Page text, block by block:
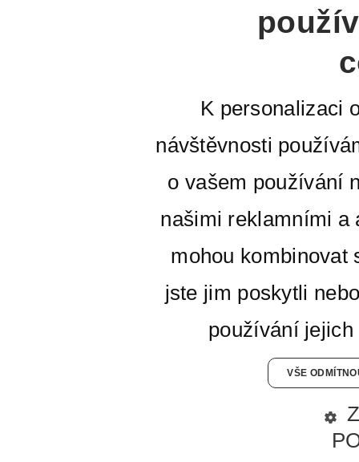
K personalizaci
návštěvnosti
o vašem používání
našimi reklamními a
mohou kombinovat
jste jim poskytli
používání
VŠE